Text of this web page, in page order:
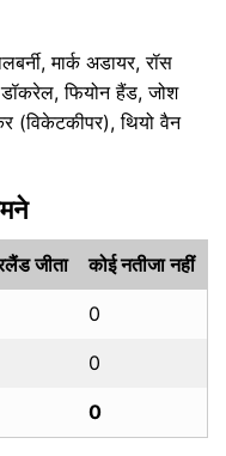
मार्क अडायर, रॉस
फियोन हैंड, जोश
(विकेटकीपर), थियो वैन
जीता कोई नतीजा नहीं
0
0
0